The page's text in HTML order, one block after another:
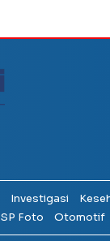
Investigasi
SP Foto Otomotif